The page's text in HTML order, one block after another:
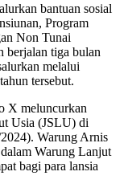
bantuan sosial
Program
Non Tunai
berjalan tiga bulan
melalui
tersebut.
X meluncurkan
Usia (JSLU) di
Warung Arnis
Warung Lanjut
bagi para lansia